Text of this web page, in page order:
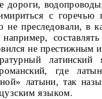
доро­ги,
с горечью
не преследовали, в
например,
не пре­стижным и
манский, где
латыни, так
языком.